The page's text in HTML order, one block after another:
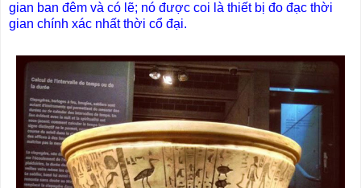
gian ban đêm và có lẽ; nó được coi là thiết bị đo đạc thời
gian chính xác nhất thời cổ đại.